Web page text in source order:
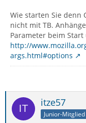
Wie starten Sie denn
nicht mit TB.
Parameter beim
http://
args.html#options
itze57
Junior-Mitglied